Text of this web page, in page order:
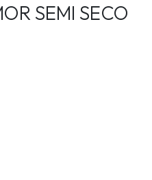
SEMI SECO